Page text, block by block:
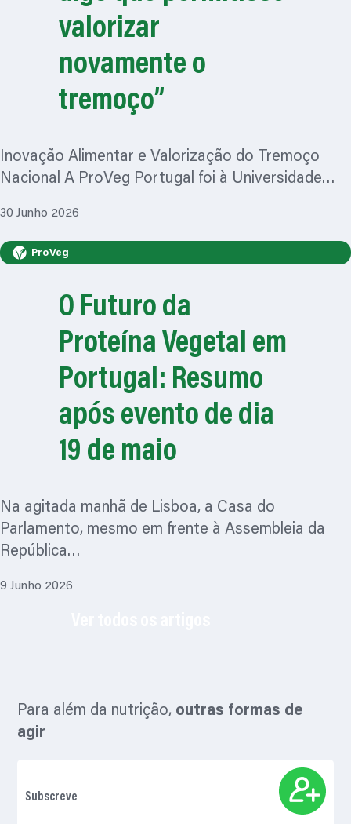
valorizar
novamente o
tremoço”
Inovação Alimentar e Valorização do Tremoço
Nacional A ProVeg Portugal foi à Universidade…
30 Junho 2026
ProVeg
O Futuro da
Proteína Vegetal em
Portugal: Resumo
após evento de dia
19 de maio
Na agitada manhã de Lisboa, a Casa do
Parlamento, mesmo em frente à Assembleia da
República…
9 Junho 2026
Para além da nutrição, outras formas de
agir
Subscreve